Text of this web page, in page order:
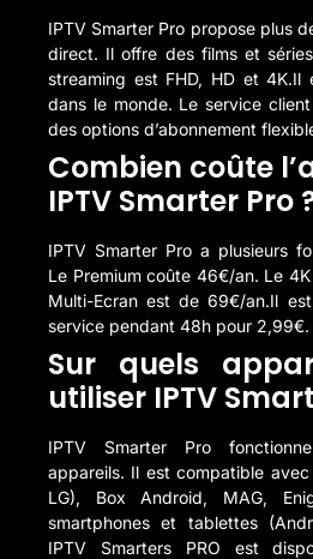
IPTV Smarter Pro propose plus
direct. Il offre des films et
streaming est FHD, HD et 4K.Il
dans le monde. Le service
des options d’abonnement
Combien coûte
IPTV Smarter Pro
IPTV Smarter Pro a plusieurs
Le Premium coûte 46€/an. Le
Multi-Ecran est de 69€/an.Il
service pendant 48h pour 2,99€.
Sur quels
utiliser IPTV
IPTV Smarter Pro
appareils. Il est compatible avec
LG), Box Android, MAG,
smartphones et tablettes
IPTV Smarters PRO est